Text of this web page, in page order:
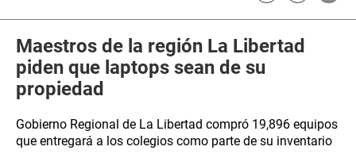
Maestros de la región La Libertad
piden que laptops sean de su
propiedad
Gobierno Regional de La Libertad compró 19,896 equipos
que entregará a los colegios como parte de su inventario